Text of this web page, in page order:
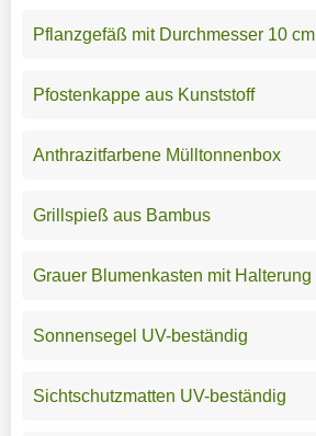
Pflanzgefäß mit Durchmesser 10 cm
Pfostenkappe aus Kunststoff
Anthrazitfarbene Mülltonnenbox
Grillspieß aus Bambus
Grauer Blumenkasten mit Halterung
Sonnensegel UV-beständig
Sichtschutzmatten UV-beständig